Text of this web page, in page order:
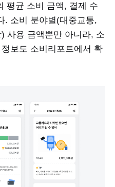
평균 소비 금액, 결제 수
. 소비 분야별(대중교통,
사용 금액뿐만 아니라, 소
보도 소비리포트에서 확